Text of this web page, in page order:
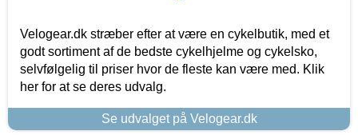
Velogear.dk stræber efter at være en cykelbutik, med et
godt sortiment af de bedste cykelhjelme og cykelsko,
selvfølgelig til priser hvor de fleste kan være med. Klik
her for at se deres udvalg.
Se udvalget på Velogear.dk